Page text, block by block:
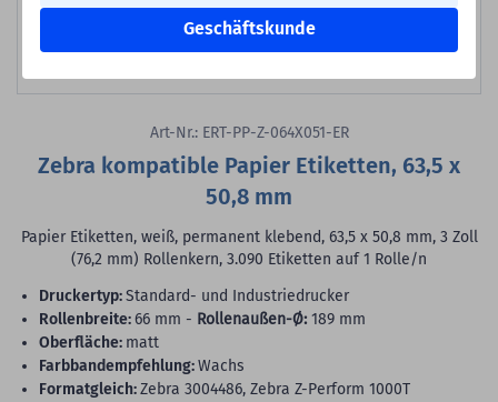
Geschäftskunde
Art-Nr.: ERT-PP-Z-064X051-ER
Zebra kompatible Papier Etiketten, 63,5 x
50,8 mm
Papier Etiketten, weiß, permanent klebend, 63,5 x 50,8 mm, 3 Zoll
(76,2 mm) Rollenkern, 3.090 Etiketten auf 1 Rolle/n
Druckertyp:Standard- und Industriedrucker
Rollenbreite:66 mm - Rollenaußen-Ø: 189 mm
Oberfläche: matt
Farbbandempfehlung:Wachs
Formatgleich:Zebra 3004486, Zebra Z-Perform 1000T